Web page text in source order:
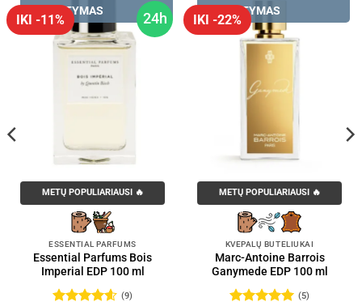
24h
IKI -11%
PRISTATYMAS
METŲ POPULIARIAUSI 🔥
ESSENTIAL PARFUMS
Essential Parfums Bois
Imperial EDP 100 ml
(9)
IKI -22%
PRISTATYMAS
METŲ POPULIARIAUSI 🔥
KVEPALŲ BUTELIUKAI
Marc-Antoine Barrois
Ganymede EDP 100 ml
(5)